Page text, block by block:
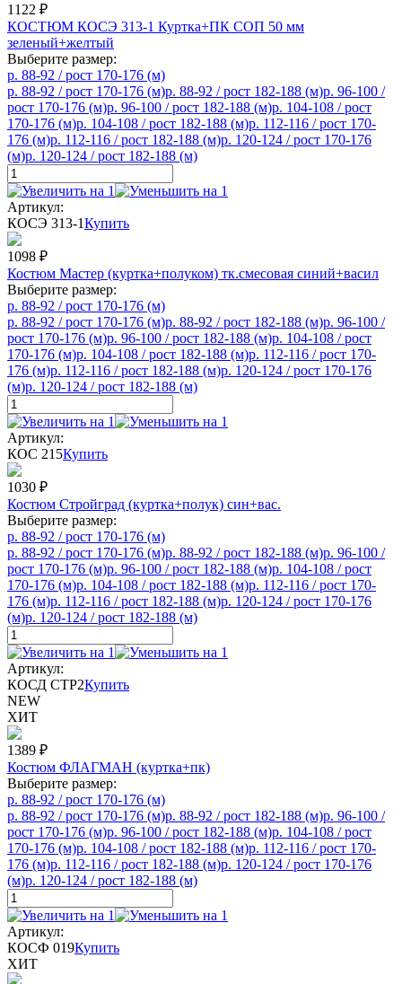
1122 ₽
КОСТЮМ КОСЭ 313-1 Куртка+ПК СОП 50 мм
зеленый+желтый
Выберите размер:
р. 88-92 / рост 170-176 (м)
р. 88-92 / рост 170-176 (м)р. 88-92 / рост 182-188 (м)р. 96-100 /
рост 170-176 (м)р. 96-100 / рост 182-188 (м)р. 104-108 / рост
170-176 (м)р. 104-108 / рост 182-188 (м)р. 112-116 / рост 170-
176 (м)р. 112-116 / рост 182-188 (м)р. 120-124 / рост 170-176
(м)р. 120-124 / рост 182-188 (м)
Артикул:
КОСЭ 313-1Купить
1098 ₽
Костюм Мастер (куртка+полуком) тк.смесовая синий+васил
Выберите размер:
р. 88-92 / рост 170-176 (м)
р. 88-92 / рост 170-176 (м)р. 88-92 / рост 182-188 (м)р. 96-100 /
рост 170-176 (м)р. 96-100 / рост 182-188 (м)р. 104-108 / рост
170-176 (м)р. 104-108 / рост 182-188 (м)р. 112-116 / рост 170-
176 (м)р. 112-116 / рост 182-188 (м)р. 120-124 / рост 170-176
(м)р. 120-124 / рост 182-188 (м)
Артикул:
КОС 215Купить
1030 ₽
Костюм Стройград (куртка+полук) син+вас.
Выберите размер:
р. 88-92 / рост 170-176 (м)
р. 88-92 / рост 170-176 (м)р. 88-92 / рост 182-188 (м)р. 96-100 /
рост 170-176 (м)р. 96-100 / рост 182-188 (м)р. 104-108 / рост
170-176 (м)р. 104-108 / рост 182-188 (м)р. 112-116 / рост 170-
176 (м)р. 112-116 / рост 182-188 (м)р. 120-124 / рост 170-176
(м)р. 120-124 / рост 182-188 (м)
Артикул:
КОСД СТР2Купить
NEW
ХИТ
1389 ₽
Костюм ФЛАГМАН (куртка+пк)
Выберите размер:
р. 88-92 / рост 170-176 (м)
р. 88-92 / рост 170-176 (м)р. 88-92 / рост 182-188 (м)р. 96-100 /
рост 170-176 (м)р. 96-100 / рост 182-188 (м)р. 104-108 / рост
170-176 (м)р. 104-108 / рост 182-188 (м)р. 112-116 / рост 170-
176 (м)р. 112-116 / рост 182-188 (м)р. 120-124 / рост 170-176
(м)р. 120-124 / рост 182-188 (м)
Артикул:
КОСФ 019Купить
ХИТ